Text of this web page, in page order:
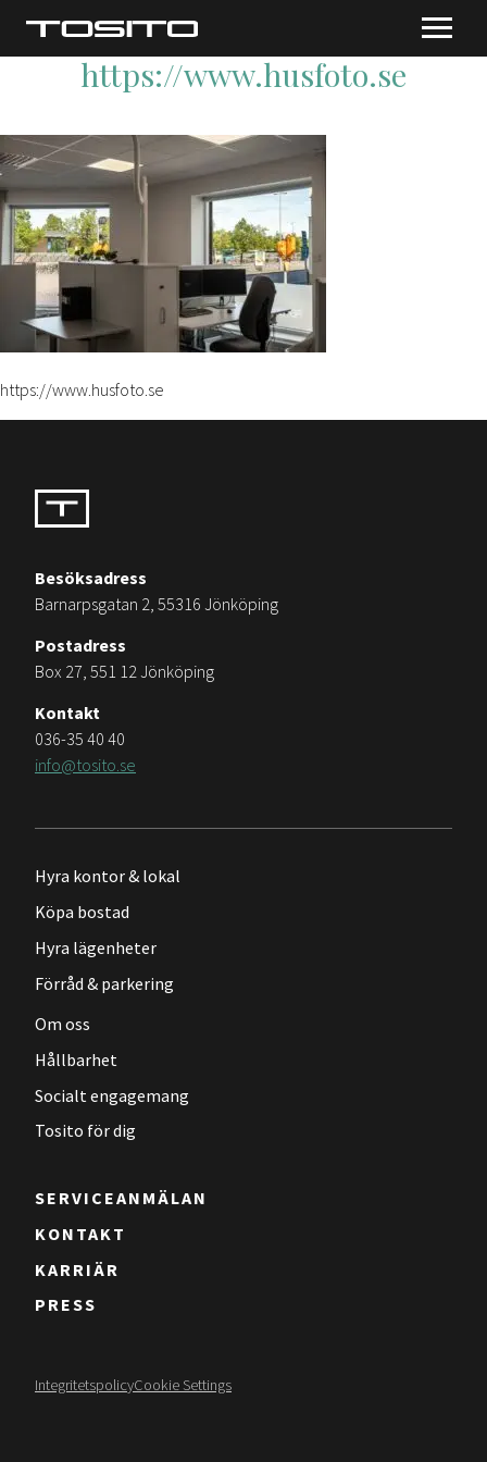
https://www.husfoto.se
https://www.husfoto.se
Besöksadress
Barnarpsgatan 2, 55316 Jönköping
Postadress
Box 27, 551 12 Jönköping
Kontakt
036-35 40 40
info@tosito.se
Hyra kontor & lokal
Köpa bostad
Hyra lägenheter
Förråd & parkering
Om oss
Hållbarhet
Socialt engagemang
Tosito för dig
SERVICEANMÄLAN
KONTAKT
KARRIÄR
PRESS
IntegritetspolicyCookie Settings